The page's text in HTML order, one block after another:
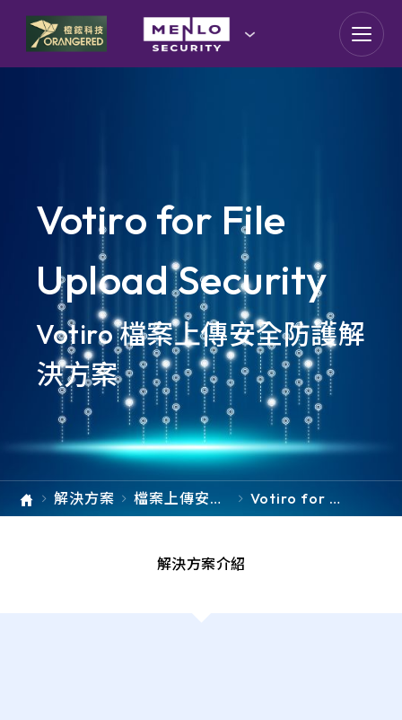
MENLO SECURITY
SSH Communications
Security
e-SOFT
ARMIS
Votiro for File
Upload Security
Votiro 檔案上傳安全防護解
決方案
解決方案
檔案上傳安全
防護
Votiro for Fil
e Upload Sec
解決方案介紹